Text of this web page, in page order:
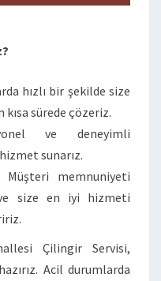
hızlı bir şekilde size
kısa sürede çözeriz.
ve deneyimli
sunarız.
Müşteri memnuniyeti
size en iyi hizmeti
Çilingir Servisi,
Acil durumlarda